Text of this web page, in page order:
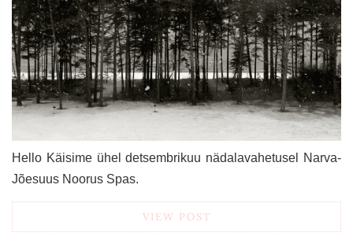
Hello Käisime ühel detsembrikuu nädalavahetusel Narva-
Jõesuus Noorus Spas.
VIEW POST